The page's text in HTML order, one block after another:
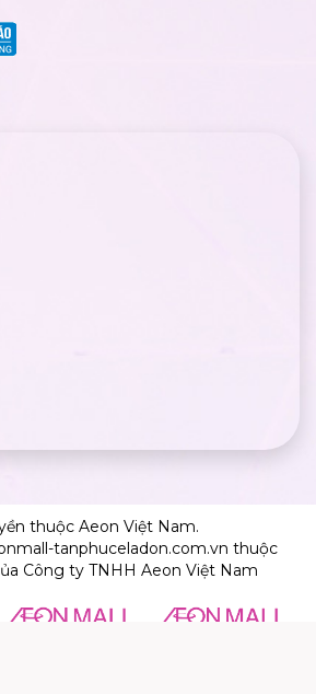
thuộc Aeon Việt Nam.
tanphuceladon.com.vn thuộc
Công ty TNHH Aeon Việt Nam